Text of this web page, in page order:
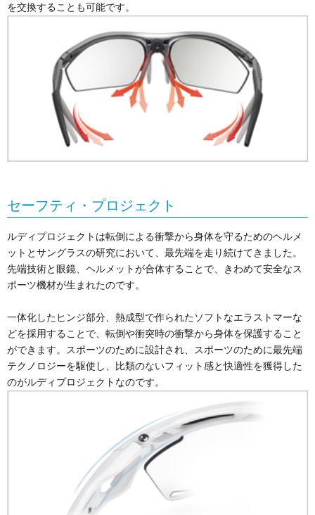
を交換することも可能です。
セーフティ・プロジェクト
ルディプロジェクトは転倒による衝撃から身体を守るためのヘルメ
ットとサングラスの研究において、最先端を走り続けてきました。
先端技術と眼鏡、ヘルメットが合体することで、きわめて安全なス
ポーツ機材が生まれたのです。
一体化したヒンジ部分、熱成型で作られたソフトなエラストマーな
どを採用することで、転倒や衝突時の衝撃から身体を保護すること
ができます。スポーツのために設計され、スポーツのために最先端
テクノロジーを駆使し、比類のないフィット感と快適性を獲得した
のがルディプロジェクトなのです。